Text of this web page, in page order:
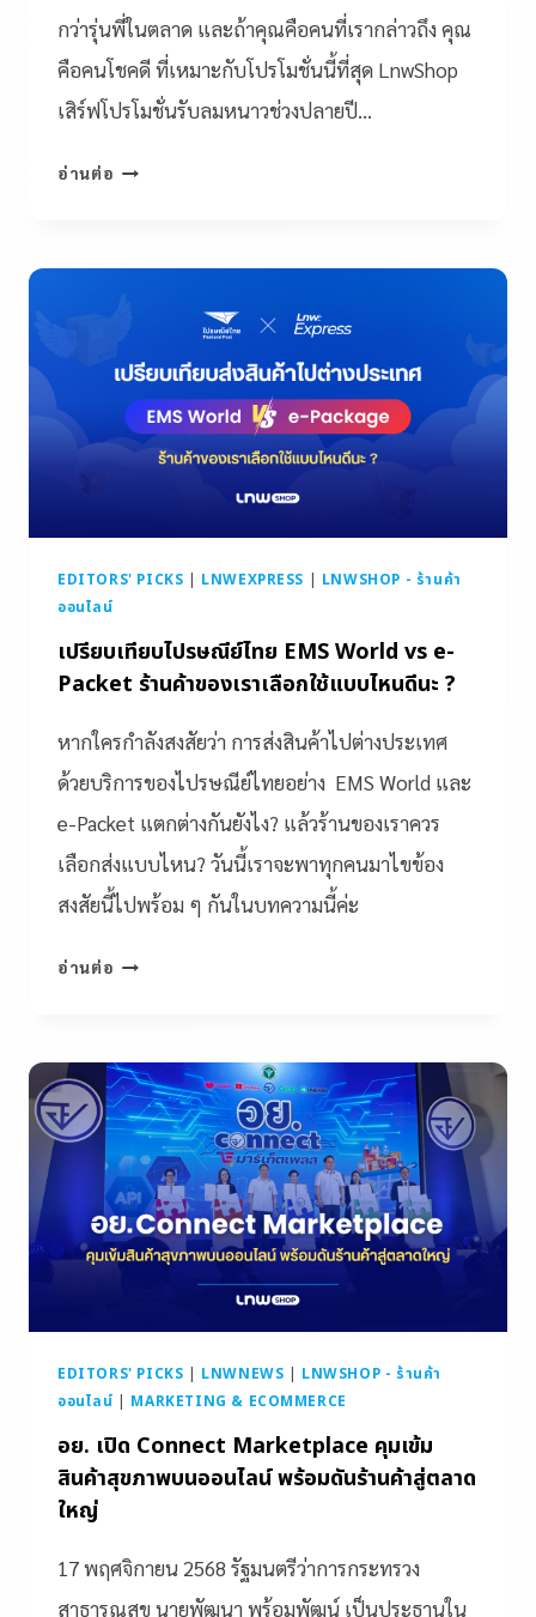
กว่ารุ่นพี่ในตลาด และถ้าคุณคือคนที่เรากล่าวถึง คุณ
คือคนโชคดี ที่เหมาะกับโปรโมชั่นนี้ที่สุด LnwShop
เสิร์ฟโปรโมชั่นรับลมหนาวช่วงปลายปี…
อ่านต่อ
EDITORS' PICKS | LNWEXPRESS | LNWSHOP - ร้านค้า
ออนไลน์
เปรียบเทียบไปรษณีย์ไทย EMS World vs e-
Packet ร้านค้าของเราเลือกใช้แบบไหนดีนะ ?
หากใครกำลังสงสัยว่า การส่งสินค้าไปต่างประเทศ
ด้วยบริการของไปรษณีย์ไทยอย่าง EMS World และ
e-Packet แตกต่างกันยังไง? แล้วร้านของเราควร
เลือกส่งแบบไหน? วันนี้เราจะพาทุกคนมาไขข้อง
สงสัยนี้ไปพร้อม ๆ กันในบทความนี้ค่ะ
อ่านต่อ
EDITORS' PICKS | LNWNEWS | LNWSHOP - ร้านค้า
ออนไลน์ | MARKETING & ECOMMERCE
อย. เปิด Connect Marketplace คุมเข้ม
สินค้าสุขภาพบนออนไลน์ พร้อมดันร้านค้าสู่ตลาด
ใหญ่
17 พฤศจิกายน 2568 รัฐมนตรีว่าการกระทรวง
สาธารณสุข นายพัฒนา พร้อมพัฒน์ เป็นประธานใน